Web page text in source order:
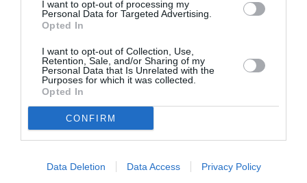
I want to opt-out of processing my
Personal Data for Targeted Advertising.
Opted In
I want to opt-out of Collection, Use,
Retention, Sale, and/or Sharing of my
Personal Data that Is Unrelated with the
Purposes for which it was collected.
Opted In
CONFIRM
Data Deletion Data Access Privacy Policy
Από την άλλη, ένας πρωινός καφές μάς δίνει
όπως επισημαίνουν οι ειδικοί, χωρίς να προκαλεί
διαταραχές στον οργανισμό. Τα οφέλη φαίνεται
να επεκτείνονται και στα ροφήματα καφέ
.